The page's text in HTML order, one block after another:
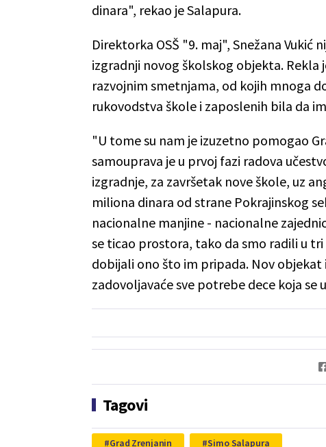
dinara", rekao je Salapura.
Direktorka OSŠ "9. maj", Snežana
izgradnji novog školskog objekta. Rekla
razvojnim smetnjama, od kojih mnoga
rukovodstva škole i zaposlenih bila da
"U tome su nam je izuzetno pomogao
samouprava je u prvoj fazi radova
izgradnje, za završetak nove škole, uz
miliona dinara od strane Pokrajinskog
nacionalne manjine - nacionalne
se ticao prostora, tako da smo radili u tri
dobijali ono što im pripada. Nov
zadovoljavaće sve potrebe dece koja se
Tagovi
Grad Zrenjanin Simo Salapura